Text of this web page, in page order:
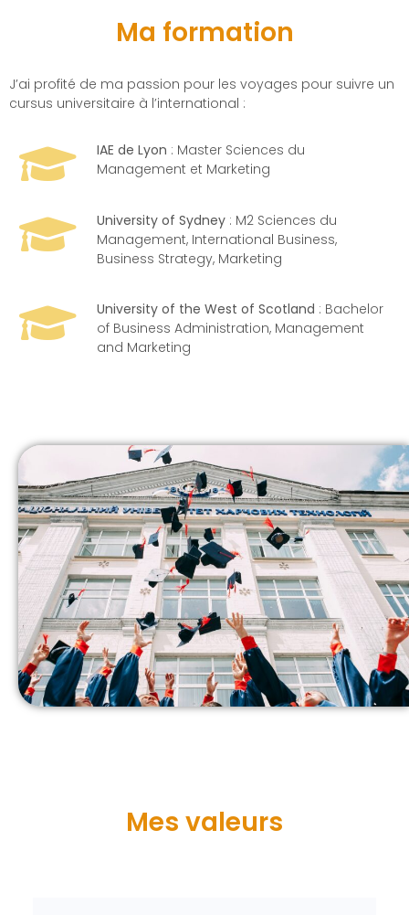
Ma formation
J’ai profité de ma passion pour les voyages pour suivre un
cursus universitaire à l’international :
IAE de Lyon : Master Sciences du
Management et Marketing
University of Sydney: M2 Sciences du
Management, International Business,
Business Strategy, Marketing
University of the West of Scotland : Bachelor
of Business Administration, Management
and Marketing
Mes valeurs